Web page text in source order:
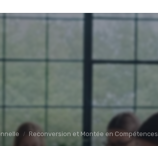
Reconversion et Montée en Compétences